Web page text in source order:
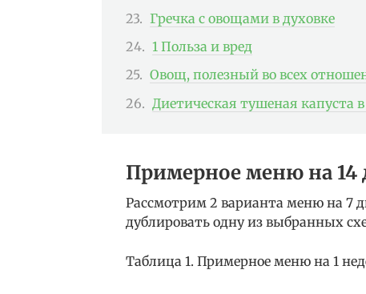
Гречка с овощами в духовке
1 Польза и вред
Овощ, полезный во всех
Диетическая тушеная капуста
Примерное меню на 14
Рассмотрим 2 варианта меню на 7
дублировать одну из выбранных
Таблица 1. Примерное меню на 1